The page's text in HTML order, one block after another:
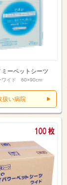
ミーペットシーツ
イド 60×90cm
扱い病院